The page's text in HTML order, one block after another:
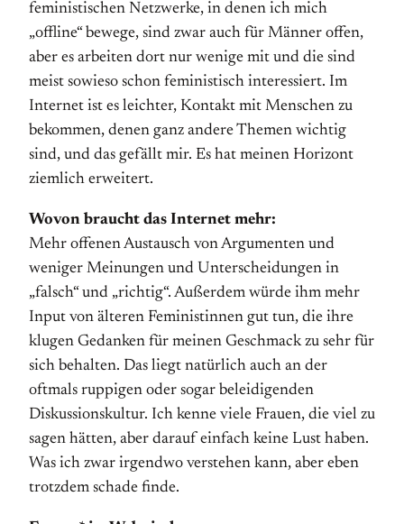
feministischen Netzwerke, in denen ich mich
„offline“ bewege, sind zwar auch für Männer offen,
aber es arbeiten dort nur wenige mit und die sind
meist sowieso schon feministisch interessiert. Im
Internet ist es leichter, Kontakt mit Menschen zu
bekommen, denen ganz andere Themen wichtig
sind, und das gefällt mir. Es hat meinen Horizont
ziemlich erweitert.
Wovon braucht das Internet mehr:
Mehr offenen Austausch von Argumenten und
weniger Meinungen und Unterscheidungen in
„falsch“ und „richtig“. Außerdem würde ihm mehr
Input von älteren Feministinnen gut tun, die ihre
klugen Gedanken für meinen Geschmack zu sehr für
sich behalten. Das liegt natürlich auch an der
oftmals ruppigen oder sogar beleidigenden
Diskussionskultur. Ich kenne viele Frauen, die viel zu
sagen hätten, aber darauf einfach keine Lust haben.
Was ich zwar irgendwo verstehen kann, aber eben
trotzdem schade finde.